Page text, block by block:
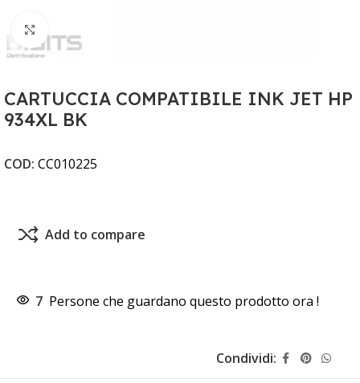
CARTUCCIA COMPATIBILE INK JET HP
934XL BK
COD: CC010225
Add to compare
7 Persone che guardano questo prodotto ora !
Condividi: